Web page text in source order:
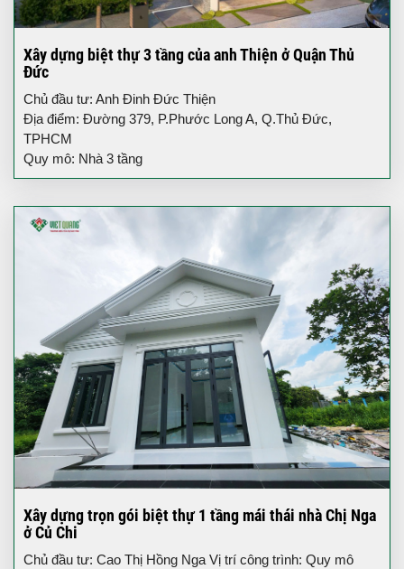
Xây dựng biệt thự 3 tầng của anh Thiện ở Quận Thủ
Đức
Chủ đầu tư: Anh Đinh Đức Thiện
Địa điểm: Đường 379, P.Phước Long A, Q.Thủ Đức,
TPHCM
Quy mô: Nhà 3 tầng
Xây dựng trọn gói biệt thự 1 tầng mái thái nhà Chị Nga
ở Củ Chi
Chủ đầu tư: Cao Thị Hồng Nga Vị trí công trình: Quy mô